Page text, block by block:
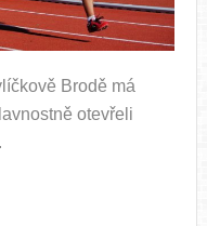
Brodě má
otevřeli